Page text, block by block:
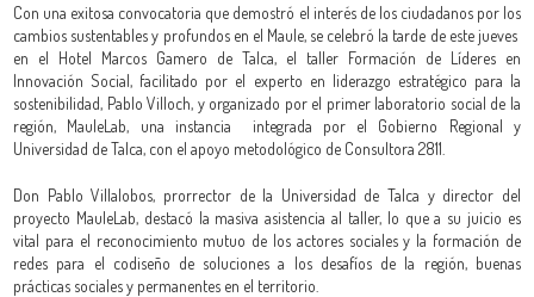
Con una exitosa convocatoria que demostró el interés de los ciudadanos por los
cambios sustentables y profundos en el Maule, se celebró la tarde de este jueves
en el Hotel Marcos Gamero de Talca, el taller Formación de Líderes en
Innovación Social, facilitado por el experto en liderazgo estratégico para la
sostenibilidad, Pablo Villoch, y organizado por el primer laboratorio social de la
región, MauleLab, una instancia integrada por el Gobierno Regional y
Universidad de Talca, con el apoyo metodológico de Consultora 2811.
Don Pablo Villalobos, prorrector de la Universidad de Talca y director del
proyecto MauleLab, destacó la masiva asistencia al taller, lo que a su juicio es
vital para el reconocimiento mutuo de los actores sociales y la formación de
redes para el codiseño de soluciones a los desafíos de la región, buenas
prácticas sociales y permanentes en el territorio.